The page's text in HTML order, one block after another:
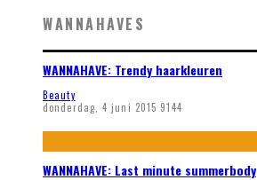
WANNAHAVES
WANNAHAVE: Trendy haarkleuren
Beauty
donderdag, 4 juni 2015 9144
WANNAHAVE: Last minute summerbody